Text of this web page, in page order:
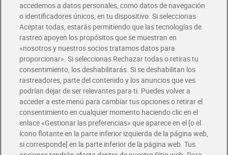
Si prefieres pan de molde, tenemos una amplia variedad para ti: de
trigo, integral, con especias tostadas, sin corteza e incluso alto en
proteína. Entre nuestra selección, también encontrarás panecillos
pequeños, molletes de Antequera, chapata de cristal, pan artesano y
alto en proteínas.
Dia Supermercado online
Entrega rápida y en la franja horaria que mejor te venga.
accedemos a datos personales, como datos de navegación
o identificadores únicos, en tu dispositivo. Si seleccionas
Aceptar todas, estarás permitiendo que las tecnologías de
rastreo apoyen los propósitos que se muestran en
«nosotros y nuestros socios tratamos datos para
proporcionar». Si seleccionas Rechazar todas o retiras tu
consentimiento, los deshabilitarás. Si se deshabilitan los
rastreadores, parte del contenido y los anuncios que ves
podrían dejar de ser relevantes para ti. Puedes volver a
acceder a este menú para cambiar tus opciones o retirar el
consentimiento en cualquier momento haciendo clic en el
enlace «Gestionar las preferencias» que aparece en el [o el
ícono flotante en la parte inferior izquierda de la página web,
si corresponde] en la parte inferior de la página web. Tus